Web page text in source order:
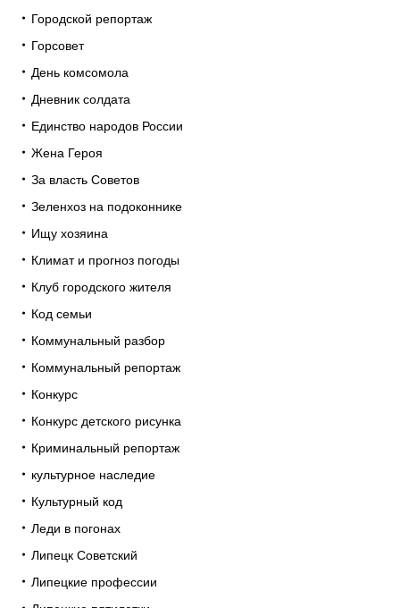
Городской репортаж
Горсовет
День комсомола
Дневник солдата
Единство народов России
Жена Героя
За власть Советов
Зеленхоз на подоконнике
Ищу хозяина
Климат и прогноз погоды
Клуб городского жителя
Код семьи
Коммунальный разбор
Коммунальный репортаж
Конкурс
Конкурс детского рисунка
Криминальный репортаж
культурное наследие
Культурный код
Леди в погонах
Липецк Советский
Липецкие профессии